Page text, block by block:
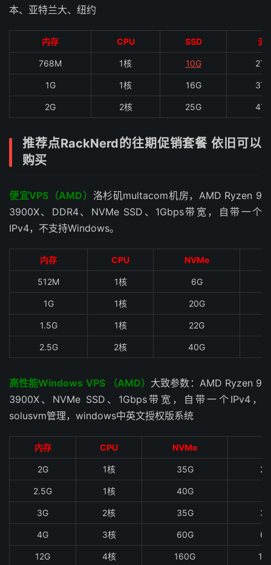
本、亚特兰大、纽约
内存 CPU SSD 流
768M 1核 10G 2T/
1G 1核 16G 3T/
2G 2核 25G 4T/
推荐点RackNerd的往期促销套餐 依旧可以
购买
便宜VPS（AMD） 洛杉矶multacom机房，AMD Ryzen 9
3900X、DDR4、NVMe SSD、1Gbps带宽，自带一个
IPv4，不支持Windows。
内存 CPU NVMe
512M 1核 6G
1G 1核 20G
1.5G 1核 22G
2.5G 2核 40G
高性能Windows VPS （AMD） 大致参数：AMD Ryzen 9
3900X、NVMe SSD、1Gbps带宽，自带一个IPv4，
solusvm管理，windows中英文授权版系统
内存 CPU NVMe
2G 1核 35G
2.5G 1核 40G
3G 2核 35G
4G 3核 60G
12G 4核 160G